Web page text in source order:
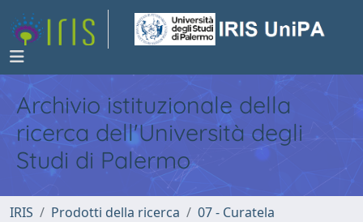
Archivio istituzionale della
ricerca dell'Università degli
Studi di Palermo
IRIS Prodotti della ricerca
07 - Curatela